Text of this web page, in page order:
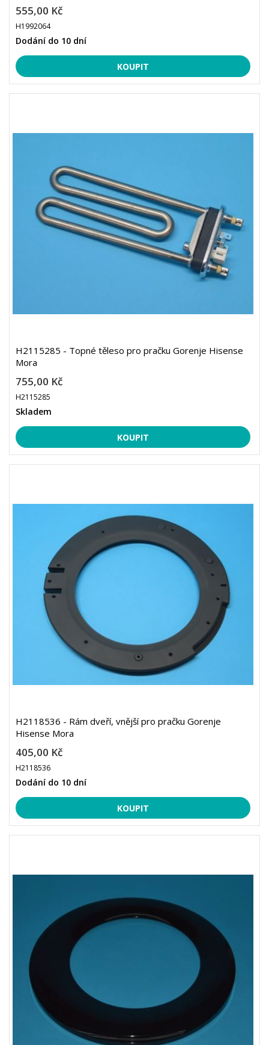
555,00 Kč
H1992064
Dodání do 10 dní
H2115285 - Topné těleso pro pračku Gorenje Hisense
Mora
755,00 Kč
H2115285
Skladem
H2118536 - Rám dveří, vnější pro pračku Gorenje
Hisense Mora
405,00 Kč
H2118536
Dodání do 10 dní